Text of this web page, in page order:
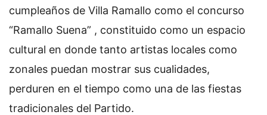
cumpleaños de Villa Ramallo como el concurso
“Ramallo Suena” , constituido como un espacio
cultural en donde tanto artistas locales como
zonales puedan mostrar sus cualidades,
perduren en el tiempo como una de las fiestas
tradicionales del Partido.